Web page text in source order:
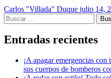
Carlos "Villada" Duque julio 14,
Buscar:
Entradas recientes
¡A apagar emergencias
sus cuerpos de bomberos